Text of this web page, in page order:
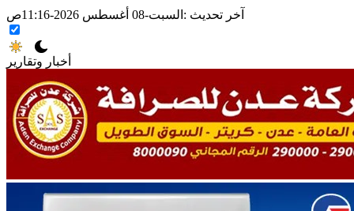
آخر تحديث : السبت-08 أغسطس 2026-11:16ص
أخبار وتقارير